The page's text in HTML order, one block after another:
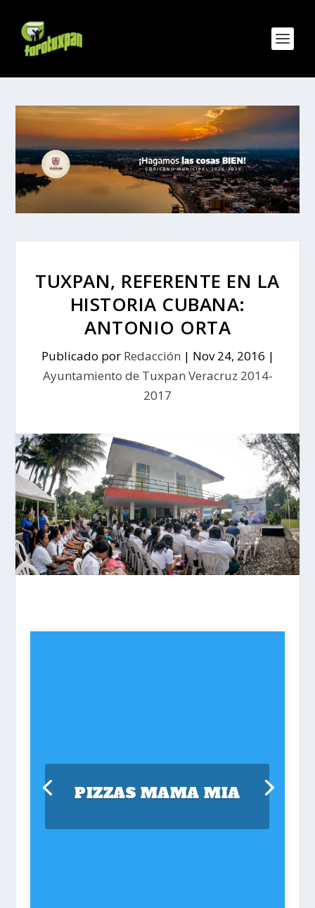
TUXPAN, REFERENTE EN LA
HISTORIA CUBANA:
ANTONIO ORTA
Publicado por Redacción | Nov 24, 2016 |
Ayuntamiento de Tuxpan Veracruz 2014-
2017
PIZZAS MAMA MIA